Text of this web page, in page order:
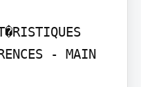
- MAIN